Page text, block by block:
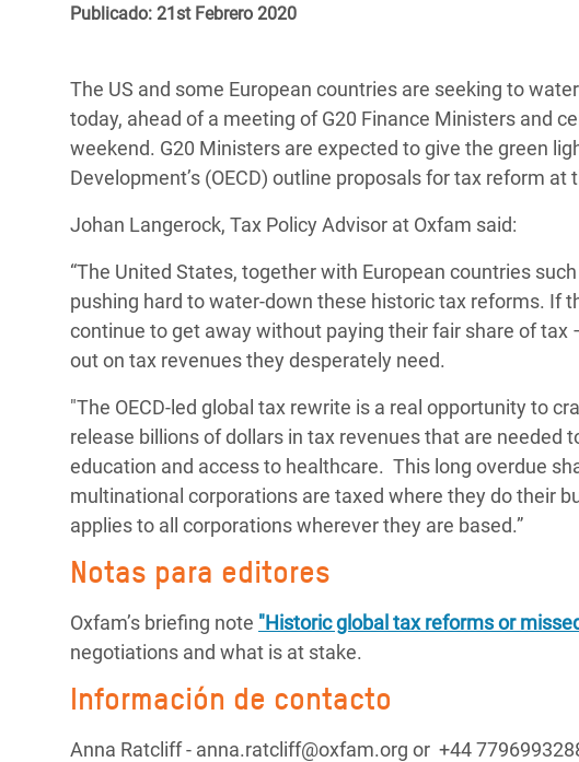
Desigualdad Extrema y
Servicios Sociales Básicos
Inequality and Rights in a
Crisis de
en Sudán del
Crisis de
Crisis en Yemen
#ActuaPorElClima
se Oculta tras los Alimentos
¡Basta! Acabemos con las violencias contra
mujeres y niñas
ayuda
la
navegación
Publicado: 21st Febrero 2020
The US and some European countries are seeking to
today, ahead of a meeting of G20 Finance Ministers and
weekend. G20 Ministers are expected to give the green
Development’s (OECD) outline proposals for tax reform at
Johan Langerock, Tax Policy Advisor at Oxfam said:
“The United States, together with European countries
pushing hard to water-down these historic tax reforms. If
continue to get away without paying their fair share of
out on tax revenues they desperately need.
"The OECD-led global tax rewrite is a real opportunity to
release billions of dollars in tax revenues that are needed
education and access to healthcare. This long overdue
multinational corporations are taxed where they do their
applies to all corporations wherever they are based.”
Notas para editores
Oxfam’s briefing note "Historic global tax reforms or
negotiations and what is at stake.
Información de contacto
Anna Ratcliff - anna.ratcliff@oxfam.org or +44